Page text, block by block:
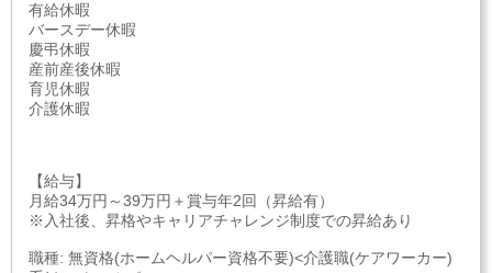
有給休暇
バースデー休暇
慶弔休暇
産前産後休暇
育児休暇
介護休暇
【給与】
月給34万円～39万円＋賞与年2回（昇給有）
※入社後、昇格やキャリアチャレンジ制度での昇給あり
職種: 無資格(ホームヘルパー資格不要)<介護職(ケアワーカー)